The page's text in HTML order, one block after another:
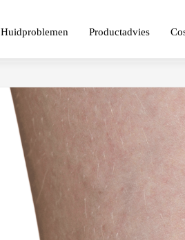
Huidproblemen Productadvies